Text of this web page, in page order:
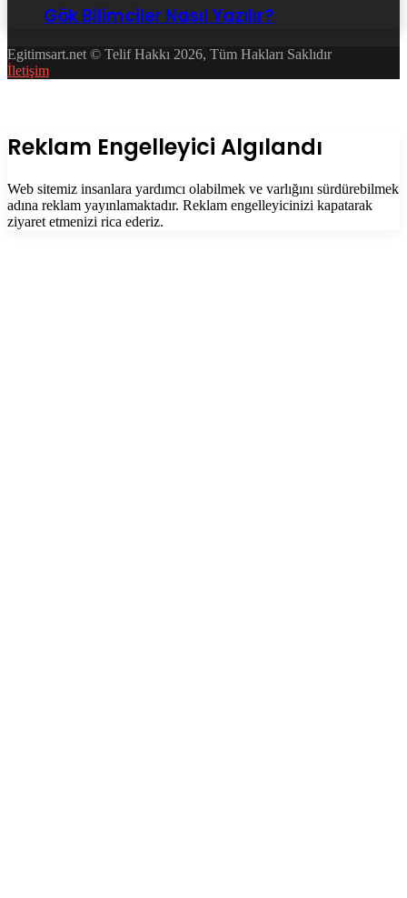
Gök Bilimciler Nasıl Yazılır?
Egitimsart.net © Telif Hakkı 2026, Tüm Hakları Saklıdır
İletişim
Kapalı
Reklam Engelleyici Algılandı
Web sitemiz insanlara yardımcı olabilmek ve varlığını sürdürebilmek
adına reklam yayınlamaktadır. Reklam engelleyicinizi kapatarak
ziyaret etmenizi rica ederiz.